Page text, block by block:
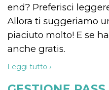
end? Preferisci
Allora ti suggeriamo
piaciuto molto! E se
anche gratis.
Leggi tutto ›